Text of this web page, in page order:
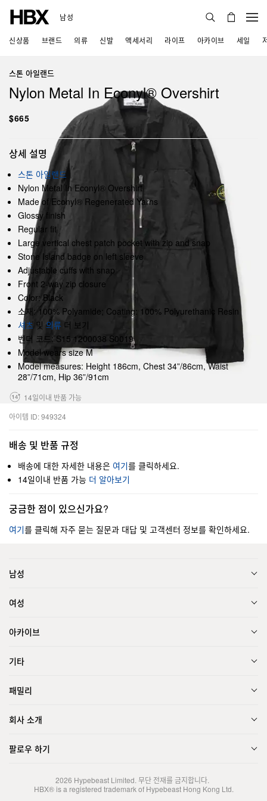
남성
신상품 브랜드 의류 신발 액세서리 라이프 아카이브 세일
스톤 아일랜드
Nylon Metal In Econyl® Overshirt
$665
상세 설명
스톤 아일랜드
Nylon Metal In Econyl® Overshirt
Made of Econyl® Regenerated Yarns
Glossy finish
Regular fit
Large vertical chest patch pocket with zip and snap
Stone Island badge on left sleeve
Adjustable cuffs with snap
Front 2-way zip closure
Color: Black
소재: 100% Polyamide; Coating: 100% Polyurethanic Resin
셔츠 및 의류 더 보기
벤더 코드: S15 1200038 S0019
Model wears size M
Model measures: Height 186cm, Chest 34”/86cm, Waist
28”/71cm, Hip 36”/91cm
14일이내 반품 가능
아이템 ID: 949324
배송 및 반품 규정
배송에 대한 자세한 내용은 여기를 클릭하세요.
14일이내 반품 가능 더 알아보기
궁금한 점이 있으신가요?
여기를 클릭해 자주 묻는 질문과 대답 및 고객센터 정보를 확인하세요.
남성
여성
아카이브
기타
패밀리
회사 소개
팔로우 하기
2026 Hypebeast Limited. 무단 전재를 금지합니다.
HBX® is a registered trademark of Hypebeast Hong Kong Ltd.